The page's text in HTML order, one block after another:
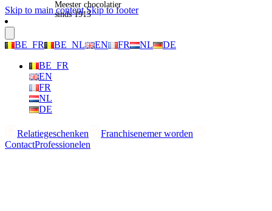
Skip to main content Skip to footer
BE_FR BE_NL EN FR NL
DE
BE_FR
EN
FR
NL
DE
Relatiegeschenken
Franchisenemer worden
ContactProfessionelen
Meester chocolatier
sinds 1913